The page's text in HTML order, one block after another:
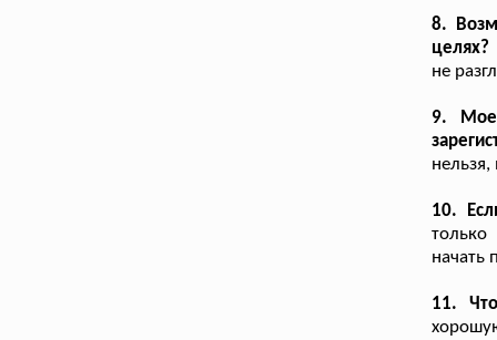
8.
целях?
не
9. Мое
10.
начать
11.